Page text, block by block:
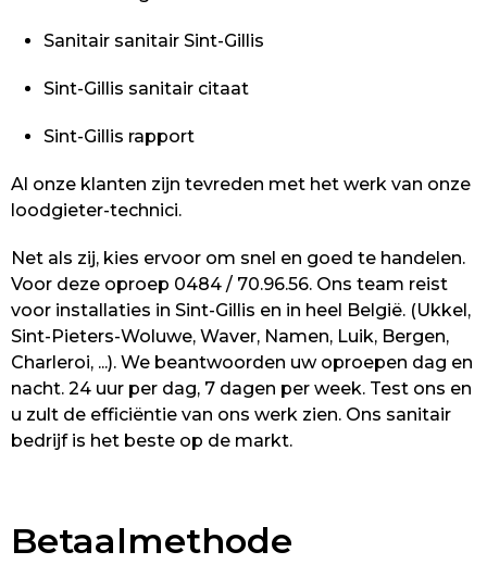
Betaalmethode
Sanitair sanitair Sint-Gillis
Sint-Gillis sanitair citaat
Sint-Gillis rapport
Al onze klanten zijn tevreden met het werk van onze
loodgieter-technici.
Net als zij, kies ervoor om snel en goed te handelen.
Voor deze oproep 0484 / 70.96.56. Ons team reist
voor installaties in Sint-Gillis en in heel België. (Ukkel,
Sint-Pieters-Woluwe, Waver, Namen, Luik, Bergen,
Charleroi, ...). We beantwoorden uw oproepen dag en
nacht. 24 uur per dag, 7 dagen per week. Test ons en
u zult de efficiëntie van ons werk zien. Ons sanitair
bedrijf is het beste op de markt.